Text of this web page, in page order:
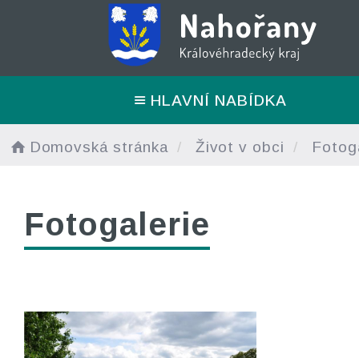
HLAVNÍ NABÍDKA
Domovská stránka Život v obci
Fotogalerie